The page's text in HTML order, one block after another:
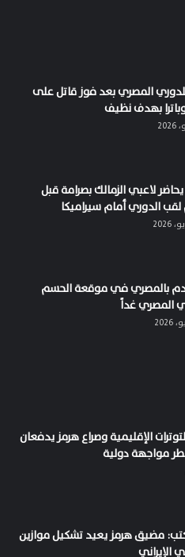
للدوري المصري بعد فوز قاتل على
بهدف نظيف
لاعبي الزمالك بصرامة قبل
الدوري أمام سيراميكا
بالمصري في موقعة الحسم
المصري غداً
الإقليمية وصراع هرمز يدفعان
مواجهة دولية
مضيق هرمز يعيد تشكيل موازين
الإيراني